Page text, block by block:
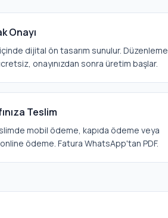
Onayı
dijital ön tasarım sunulur. Düzenleme
onayınızdan sonra üretim başlar.
Teslim
mobil ödeme, kapıda ödeme veya
ödeme. Fatura WhatsApp'tan PDF.